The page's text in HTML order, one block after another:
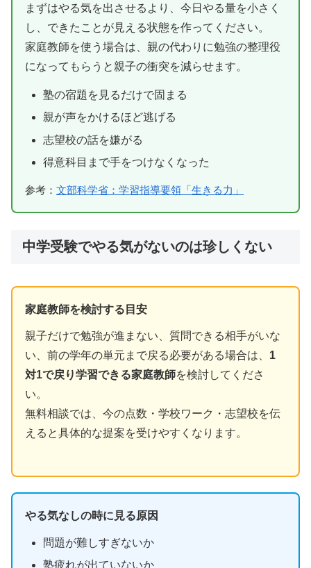
まずはやる気を出させるより、今日やる量を小さく
し、できたことが見える状態を作ってください。
家庭教師を使う場合は、親の代わりに勉強の整理役
になってもらうと親子の衝突を減らせます。
塾の宿題を見るだけで固まる
親が声をかけるほど逃げる
志望校の話を嫌がる
得意科目まで手をつけなくなった
参考： 文部科学省：学習指導要領「生きる力」
中学受験でやる気がないのは珍しくない
家庭教師を検討する目安
親子だけで勉強が進まない、質問できる相手がいな
い、前の学年の単元まで戻る必要がある場合は、 1
対1で戻り学習できる家庭教師を検討してくださ
い。
無料相談では、今の点数・学校ワーク・志望校を伝
えると具体的な提案を受けやすくなります。
やる気なしの時に見る原因
問題が難しすぎないか
塾疲れが出ていないか